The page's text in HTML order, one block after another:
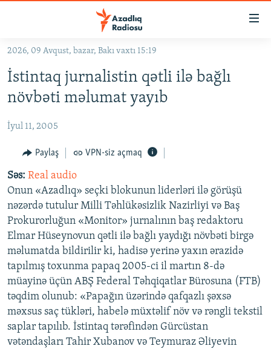
Əsas
qayıt
Əsas
qayıt
#ƏSLINDƏ
FƏRQƏ BAX
QANUNI DOĞRU
ARAŞDIRMA
MULTIMEDIA
VIDEO
FOTOQALEREYA
İNFOQRAFIKA
RADIO ARXIV
OXU ZALI
AZƏRBAYCAN ƏDƏBIYYATI KITABXANASI
İSLAM VƏ DEMOKRATIYA
İZ - MƏDƏNIYYƏT PROQRAMI
HAQQIMIZDA
MISSIYAMIZ
PEŞƏ ETIKASI VƏ JURNALISTIKA STANDARTLARIMIZ
MATERIALLARIMIZDAN ISTIFADƏ
BIZI IZLƏ
2026, 09 Avqust, bazar, Bakı vaxtı 15:19
İstintaq jurnalistin qətli ilə bağlı
növbəti məlumat yayıb
İyul 11, 2005
Paylaş VPN-siz açmaq
Səs: Real audio
Onun «Azadlıq» seçki blokunun liderləri ilə görüşü
nəzərdə tutulur Milli Təhlükəsizlik Nazirliyi və Baş
Prokurorluğun «Monitor» jurnalının baş redaktoru
Elmar Hüseynovun qətli ilə bağlı yaydığı növbəti birgə
məlumatda bildirilir ki, hadisə yerinə yaxın ərazidə
tapılmış toxunma papaq 2005-ci il martın 8-də
müayinə üçün ABŞ Federal Təhqiqatlar Bürosuna (FTB)
təqdim olunub: «Papağın üzərində qafqazlı şəxsə
məxsus saç tükləri, habelə müxtəlif növ və rəngli tekstil
saplar tapılıb. İstintaq tərəfindən Gürcüstan
vətəndaşları Tahir Xubanov və Teymuraz Əliyevin